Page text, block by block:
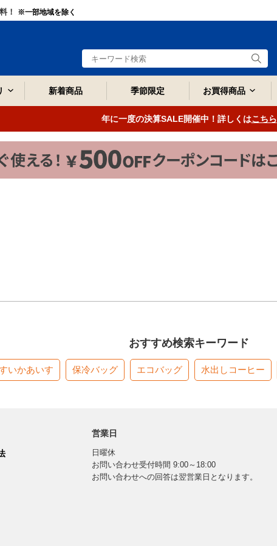
！ ※一部地域を除く
新着商品 季節限定 お買得商品
年に一度の決算SALE開催中！詳しくはこちら
おすすめ検索キーワード
いかあいす 保冷バッグ エコバッグ 水出しコーヒー
営業日
日曜休
お問い合わせ受付時間 9:00～18:00
お問い合わせへの回答は翌営業日となります。